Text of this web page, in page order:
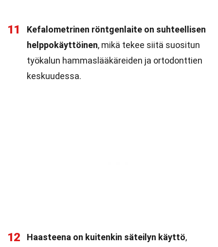
11
Kefalometrinen röntgenlaite on suhteellisen
helppokäyttöinen, mikä tekee siitä suositun
työkalun hammaslääkäreiden ja ortodonttien
keskuudessa.
12 Haasteena on kuitenkin säteilyn käyttö,